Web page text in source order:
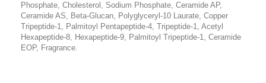
Phosphate, Cholesterol, Sodium Phosphate, Ceramide AP,
Ceramide AS, Beta-Glucan, Polyglyceryl-10 Laurate, Copper
Tripeptide-1, Palmitoyl Pentapeptide-4, Tripeptide-1, Acetyl
Hexapeptide-8, Hexapeptide-9, Palmitoyl Tripeptide-1, Ceramide
EOP, Fragrance.